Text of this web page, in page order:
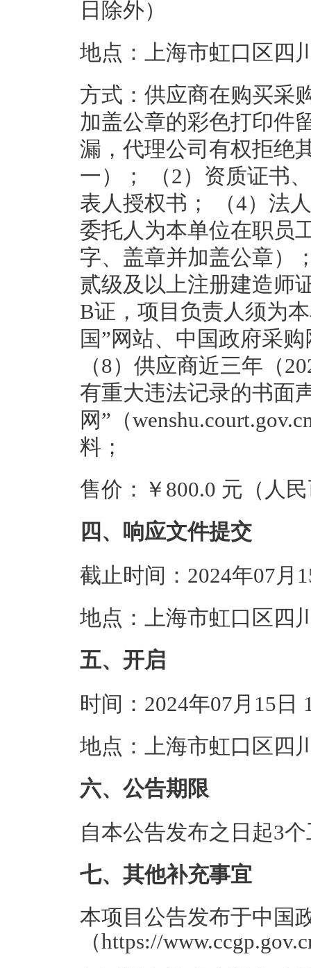
日除外）
地点：上海市虹口区四
方式：供应商在购买采
加盖公章的彩色打印件
漏，代理公司有权拒绝
一）； （2）资质证书
表人授权书； （4）法
委托人为本单位在职员
字、盖章并加盖公章）
贰级及以上注册建造师
B证，项目负责人须为
国”网站、中国政府采
（8）供应商近三年（
有重大违法记录的书面
网”（
料；
售价：￥800.0 元（人
四、响应文件提交
截止时间：2024年07月
地点：上海市虹口区四
五、开启
时间：2024年07月15日
地点：上海市虹口区四
六、公告期限
自本公告发布之日起3
七、其他补充事宜
本项目公告发布于中国
（https://